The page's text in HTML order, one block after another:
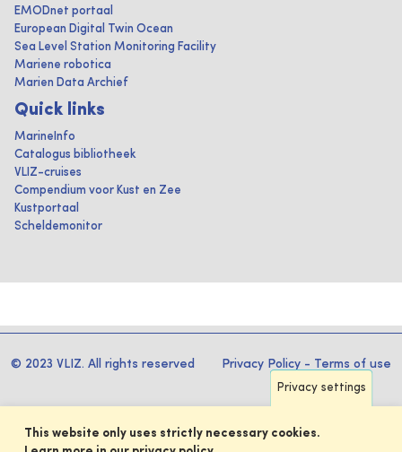
EMODnet portaal
European Digital Twin Ocean
Sea Level Station Monitoring Facility
Mariene robotica
Marien Data Archief
Quick links
MarineInfo
Catalogus bibliotheek
VLIZ-cruises
Compendium voor Kust en Zee
Kustportaal
Scheldemonitor
© 2023 VLIZ. All rights reserved Privacy Policy - Terms of use
Privacy settings
This website only uses strictly necessary cookies.